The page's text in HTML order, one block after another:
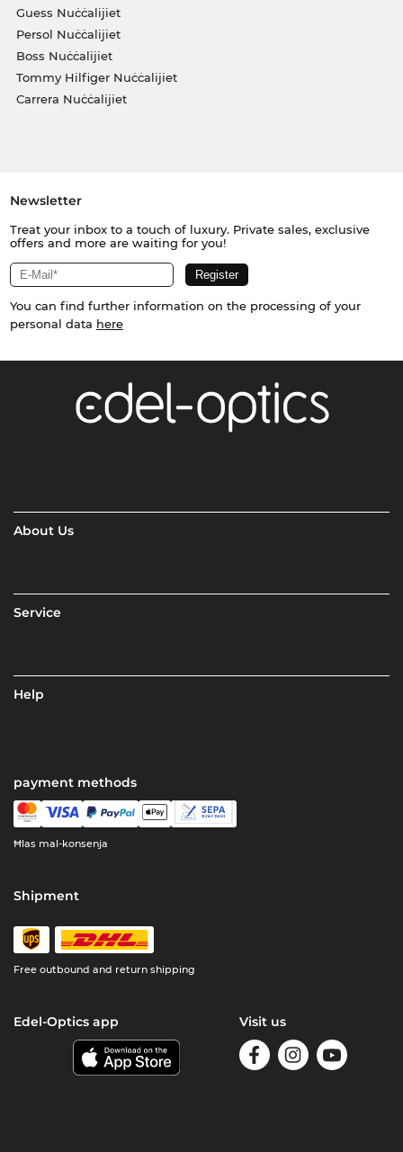
Guess Nuċċalijiet
Persol Nuċċalijiet
Boss Nuċċalijiet
Tommy Hilfiger Nuċċalijiet
Carrera Nuċċalijiet
Newsletter
Treat your inbox to a touch of luxury. Private sales, exclusive
offers and more are waiting for you!
You can find further information on the processing of your
personal data here
About Us
Service
Help
payment methods
Ħlas mal-konsenja
Shipment
Free outbound and return shipping
Edel-Optics app Visit us